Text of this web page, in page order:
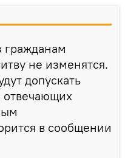
гражданам
не изменятся.
допускать
отвечающих
в сообщении